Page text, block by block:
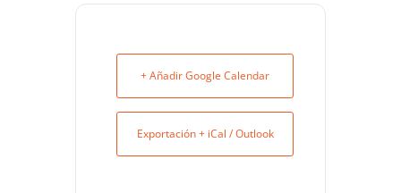
+ Añadir Google Calendar
Exportación + iCal / Outlook